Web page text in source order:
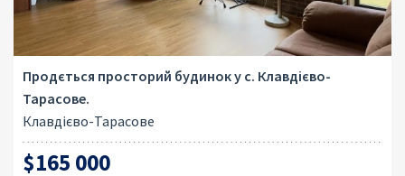
Продється просторий будинок у с. Клавдієво-
Тарасове.
Клавдієво-Тарасове
$165 000